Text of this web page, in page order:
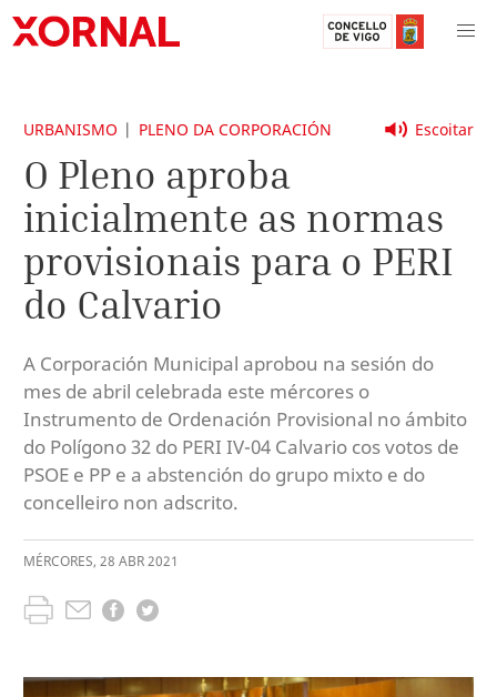
Escoitar
URBANISMO PLENO DA CORPORACIÓN
O Pleno aproba
inicialmente as normas
provisionais para o PERI
do Calvario
A Corporación Municipal aprobou na sesión do
mes de abril celebrada este mércores o
Instrumento de Ordenación Provisional no ámbito
do Polígono 32 do PERI IV-04 Calvario cos votos de
PSOE e PP e a abstención do grupo mixto e do
concelleiro non adscrito.
MÉRCORES, 28 ABR2021